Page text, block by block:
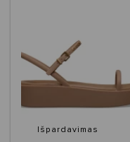
Išpardavimas